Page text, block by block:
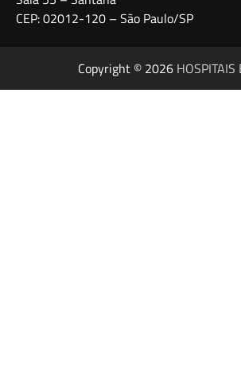
CEP: 02012-120 – São Paulo/SP
Copyright © 2026 HOSPITAIS